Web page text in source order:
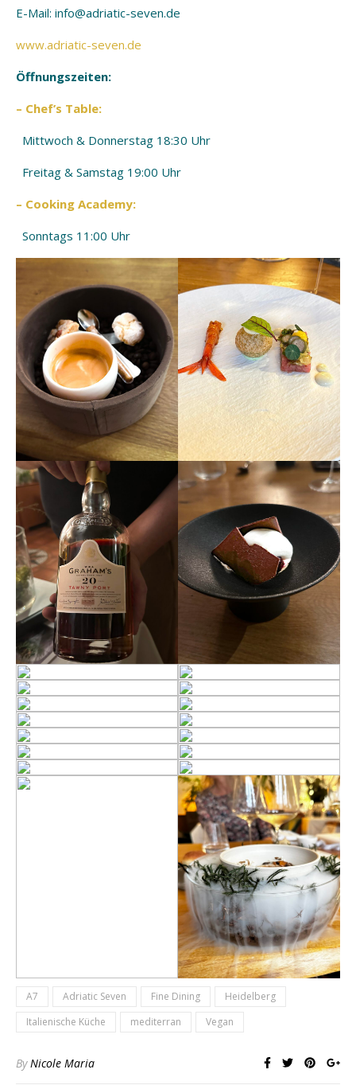
E-Mail: info@adriatic-seven.de
www.adriatic-seven.de
Öffnungszeiten:
– Chef’s Table:
Mittwoch & Donnerstag 18:30 Uhr
Freitag & Samstag 19:00 Uhr
– Cooking Academy:
Sonntags 11:00 Uhr
A7 Adriatic Seven Fine Dining
Heidelberg
Italienische Küche
mediterran Vegan
ByNicole Maria